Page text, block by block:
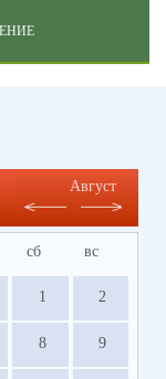
Август
сб вс
1 2
8 9